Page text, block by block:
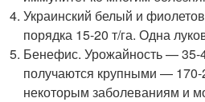
Украинский белый и
порядка 15-20 т/га. Одна
Бенефис. Урожайность — 35-
получаются крупными — 170-
некоторым заболеваниям и